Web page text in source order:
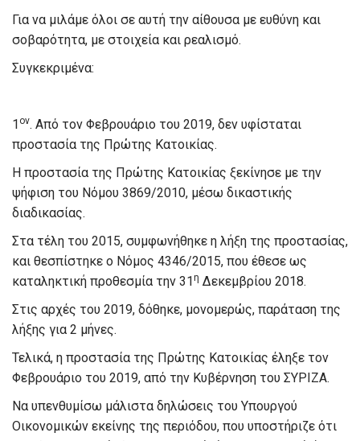
Για να μιλάμε όλοι σε αυτή την αίθουσα με ευθύνη και
σοβαρότητα, με στοιχεία και ρεαλισμό.
Συγκεκριμένα:
1 ον. Από τον Φεβρουάριο του 2019, δεν υφίσταται
προστασία της Πρώτης Κατοικίας.
Η προστασία της Πρώτης Κατοικίας ξεκίνησε με την
ψήφιση του Νόμου 3869/2010, μέσω δικαστικής
διαδικασίας.
Στα τέλη του 2015, συμφωνήθηκε η λήξη της προστασίας,
και θεσπίστηκε ο Νόμος 4346/2015, που έθεσε ως
καταληκτική προθεσμία την 31η Δεκεμβρίου 2018.
Στις αρχές του 2019, δόθηκε, μονομερώς, παράταση της
λήξης για 2 μήνες.
Τελικά, η προστασία της Πρώτης Κατοικίας έληξε τον
Φεβρουάριο του 2019, από την Κυβέρνηση του ΣΥΡΙΖΑ.
Να υπενθυμίσω μάλιστα δηλώσεις του Υπουργού
Οικονομικών εκείνης της περιόδου, που υποστήριζε ότι